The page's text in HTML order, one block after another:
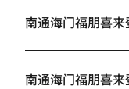
南通海门福朋喜来
南通海门福朋喜来